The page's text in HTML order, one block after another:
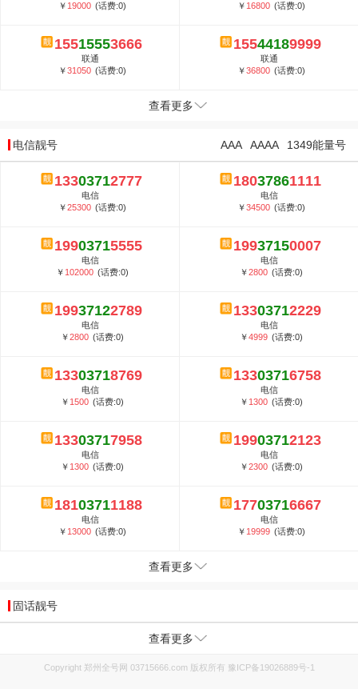
￥ 19000 (话费:0)
￥ 16800 (话费:0)
15515553666
联通
￥31050 (话费:0)
15544189999
联通
￥36800 (话费:0)
查看更多
电信靓号 1349能量号
AAAA
AAA
13303712777
电信
￥25300 (话费:0)
18037861111
电信
￥34500 (话费:0)
19903715555
电信
￥ 102000 (话费:0)
19937150007
电信
￥2800 (话费:0)
19937122789
电信
￥2800 (话费:0)
13303712229
电信
￥4999 (话费:0)
13303718769
电信
￥ 1500 (话费:0)
13303716758
电信
￥ 1300 (话费:0)
13303717958
电信
￥ 1300 (话费:0)
19903712123
电信
￥2300 (话费:0)
18103711188
电信
￥ 13000 (话费:0)
17703716667
电信
￥ 19999 (话费:0)
查看更多
固话靓号
查看更多
Copyright 郑州全号网 03715666.com 版权所有 豫ICP备19026889号-1